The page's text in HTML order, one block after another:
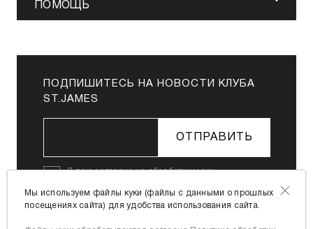
ПОМОЩЬ
ПОДПИШИТЕСЬ НА НОВОСТИ КЛУБА
ST.JAMES
ОТПРАВИТЬ
Я даюсогласие на обработку моих
Политикой в отношении обработки
Мы используем файлы куки (файлы с данными о прошлых
посещениях сайта) для удобства использования сайта.